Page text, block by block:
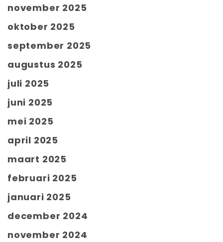
november 2025
oktober 2025
september 2025
augustus 2025
juli 2025
juni 2025
mei 2025
april 2025
maart 2025
februari 2025
januari 2025
december 2024
november 2024